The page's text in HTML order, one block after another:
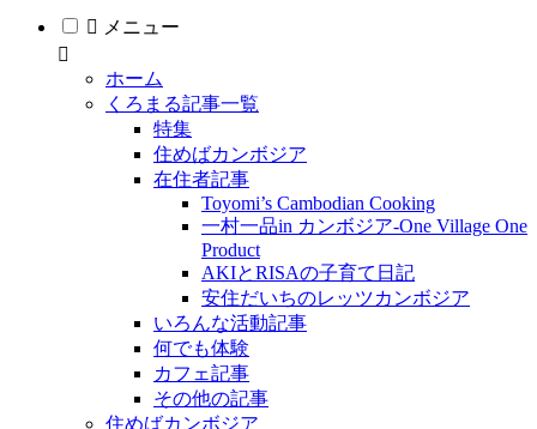
メニュー
ホーム
くろまる記事一覧
特集
住めばカンボジア
在住者記事
Toyomi’s Cambodian Cooking
一村一品in カンボジア-One Village One
Product
AKIとRISAの子育て日記
安住だいちのレッツカンボジア
いろんな活動記事
何でも体験
カフェ記事
その他の記事
住めばカンボジア